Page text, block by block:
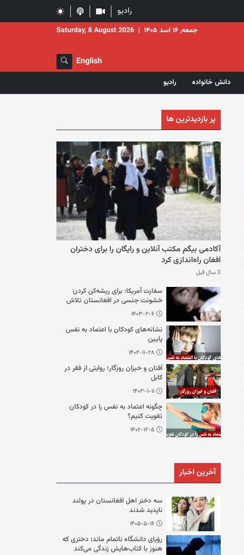
رادیو
جمعه, ۱۶ اسد ۱۴۰۵ |
Saturday, 8 August 2026
English
دانش خانواده رادیو
پر بازدیدترین ها
آکادمی بیگم مکتب آنلاین و رایگان را برای دختران
افغان راه‌اندازی کرد
3 سال قبل
سفارت آمریکا: برای ریشه‌کن کردن
خشونت جنسی در افغانستان تلاش
می‌کنیم
۱۴۰۳-۲-۶
نشانه‌های کودکان با اعتماد به نفس
پایین
۱۴۰۲-۱۱-۲۸
اُفتان و خیزان روزگار؛ روایتی از فقر در
کابل
۱۴۰۳-۱-۱۱
چگونه اعتماد به نفس را در کودکان
تقویت کنیم؟
۱۴۰۲-۱۲-۵
آخرین اخبار
سه دختر اهل افغانستان در پولند
ناپدید شدند
۱۴۰۵-۵-۱۶
رؤیای دانشگاه ناتمام ماند؛ دختری که
هنوز با کتاب‌هایش زندگی می‌کند